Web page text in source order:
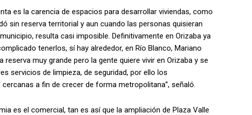
es la carencia de espacios para desarrollar viviendas, como
sin reserva territorial y aun cuando las personas quisieran
resulta casi imposible. Definitivamente en Orizaba ya
tenerlos, sí hay alrededor, en Río Blanco, Mariano
muy grande pero la gente quiere vivir en Orizaba y se
servicios de limpieza, de seguridad, por ello los
a fin de crecer de forma metropolitana”, señaló.
es el comercial, tan es así que la ampliación de Plaza Valle